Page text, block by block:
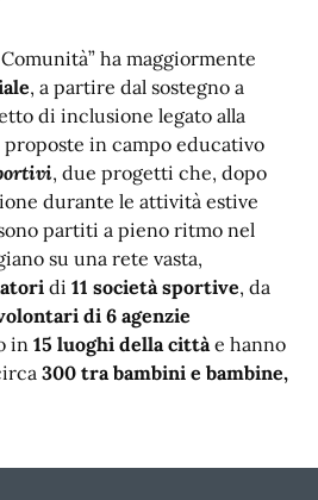
ha maggiormente
, a partire dal sostegno a
di inclusione legato alla
proposte in campo educativo
, due progetti che, dopo
durante le attività estive
partiti a pieno ritmo nel
su una rete vasta,
di 11 società sportive, da
di 6 agenzie
in15 luoghi della cittàe hanno
300 tra bambini e bambine,